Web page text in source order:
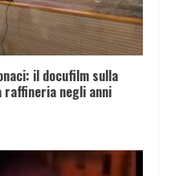
il docufilm sulla
negli anni